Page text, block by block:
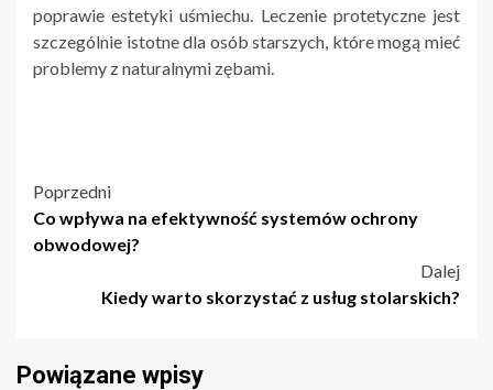
poprawie estetyki uśmiechu. Leczenie protetyczne jest
szczególnie istotne dla osób starszych, które mogą mieć
problemy z naturalnymi zębami.
Nawigacja
wpisu
Poprzedni
Co wpływa na efektywność systemów ochrony
obwodowej?
Dalej
Kiedy warto skorzystać z usług stolarskich?
Powiązane wpisy